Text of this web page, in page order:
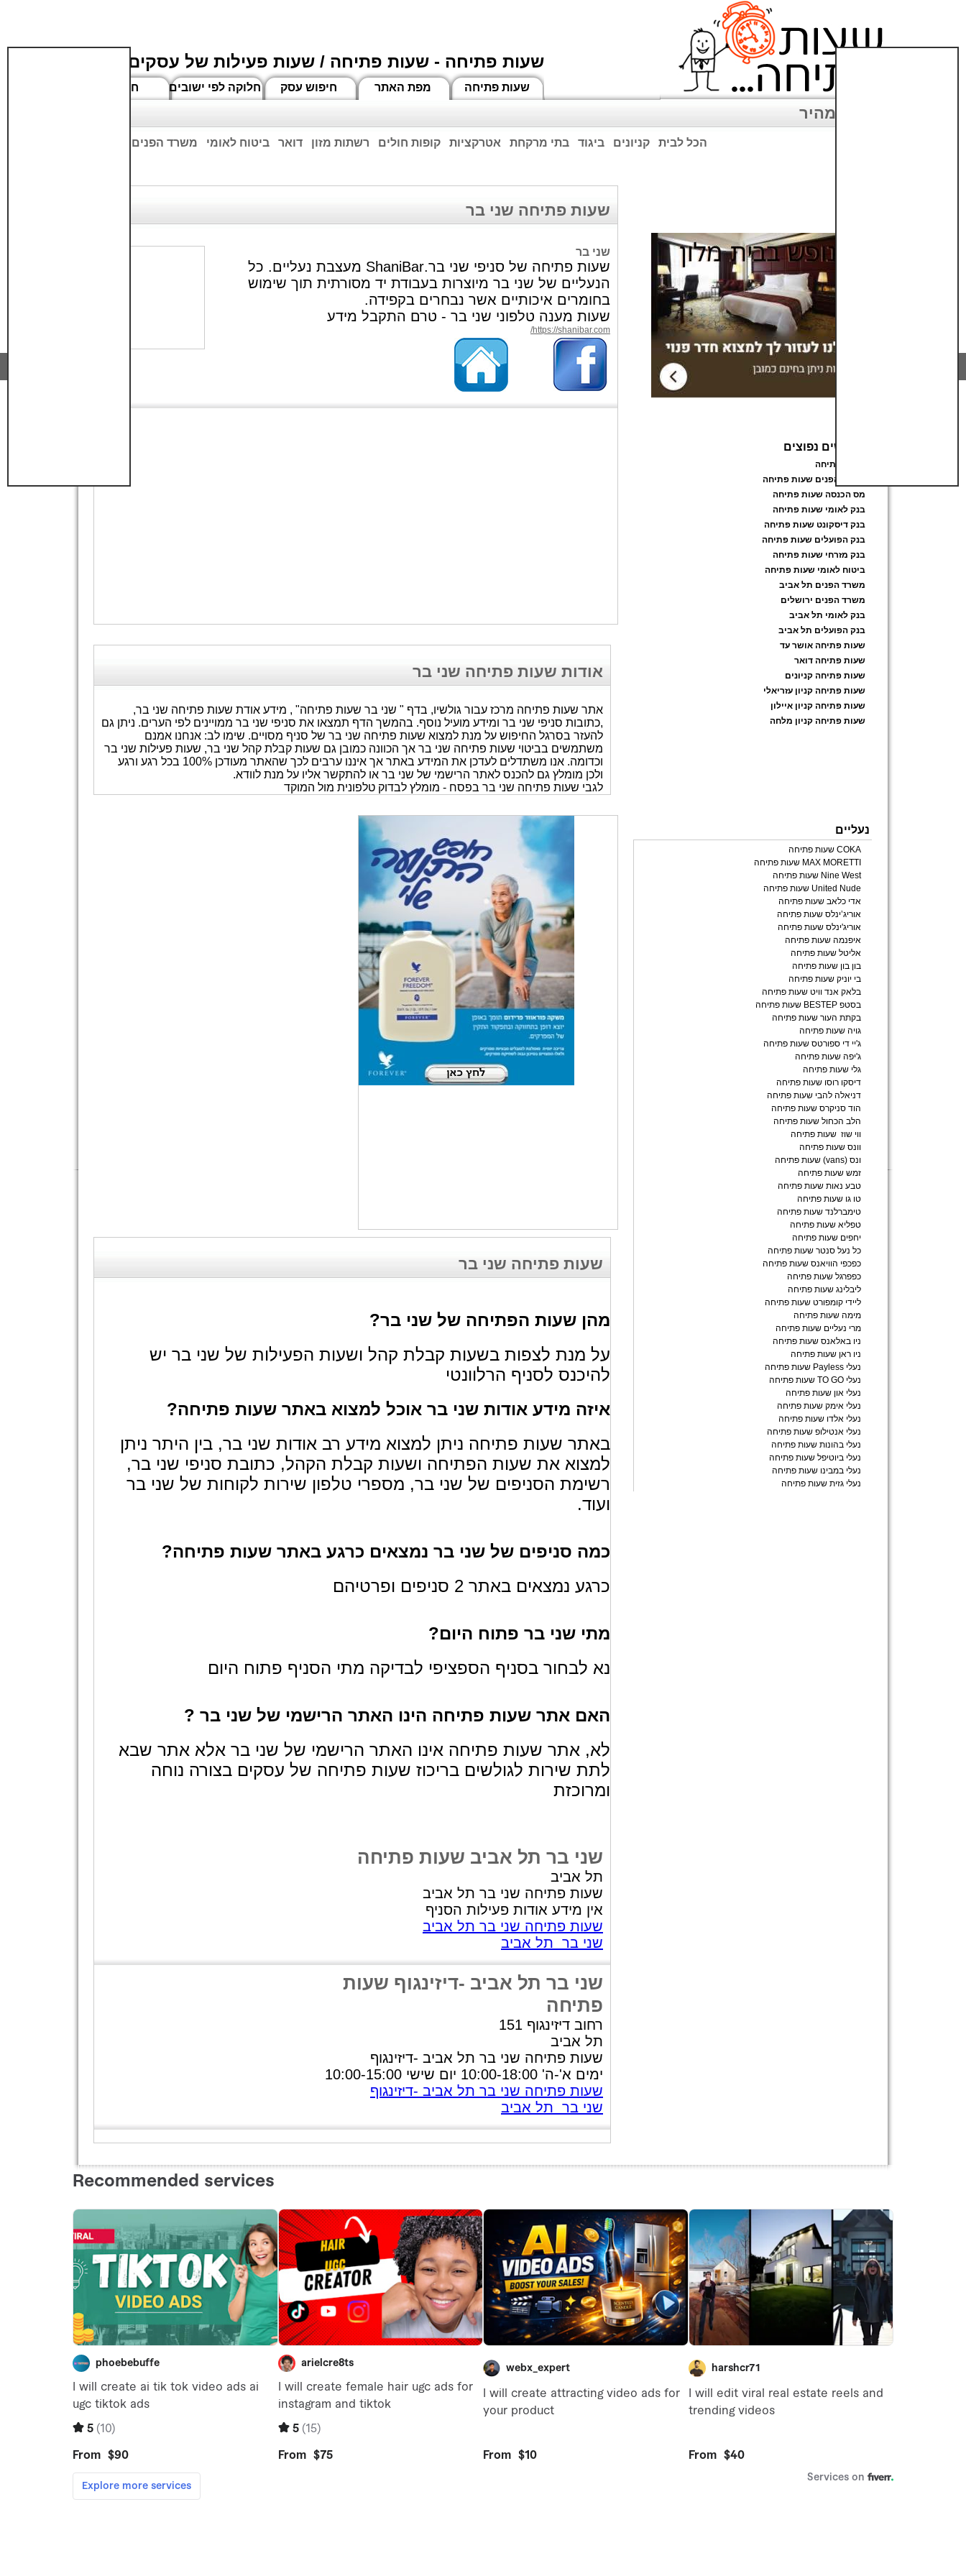
שעות פתיחה - שעות פתיחה / שעות פעילות של עסקים
חדשים חלוקה לפי ישובים חיפוש עסק מפת האתר שעות פתיחה
ניווט מהיר
משרד הפנים ביטוח לאומי דואר רשתות מזון קופות חולים אטרקציות בתי מרקחת ביגוד קניונים הכל לבית
שעות פתיחה שני בר
שני בר
שעות פתיחה של סניפי שני בר.ShaniBar מעצבת נעליים. כל
הנעליים של שני בר מיוצרות בעבודת יד מסורתית תוך שימוש
בחומרים איכותיים אשר נבחרים בקפידה.
שעות מענה טלפוני שני בר - טרם התקבל מידע
https://shanibar.com/
אודות שעות פתיחה שני בר
אתר שעות פתיחה מרכז עבור גולשיו, בדף " שני בר שעות פתיחה" , מידע אודת שעות פתיחה שני בר,
,כתובות סניפי שני בר ומידע מועיל נוסף. בהמשך הדף תמצאו את סניפי שני בר ממויינים לפי הערים. ניתן גם
להעזר בסרגל החיפוש על מנת למצוא שעות פתיחה שני בר של סניף מסויים. שימו לב: אנחנו אמנם
משתמשים בביטוי שעות פתיחה שני בר אך הכוונה כמובן גם שעות קבלת קהל שני בר, שעות פעילות שני בר
וכדומה. אנו משתדלים לעדכן את המידע באתר אך איננו ערבים לכך שהאתר מעודכן 100% בכל רגע ורגע
ולכן מומלץ גם להכנס לאתר הרישמי של שני בר או להתקשר אליו על מנת לוודא.
לגבי שעות פתיחה שני בר בפסח - מומלץ לבדוק טלפונית מול המוקד
שעות פתיחה שני בר
מהן שעות הפתיחה של שני בר?
על מנת לצפות בשעות קבלת קהל ושעות הפעילות של שני בר יש
להיכנס לסניף הרלוונטי
איזה מידע אודות שני בר אוכל למצוא באתר שעות פתיחה?
באתר שעות פתיחה ניתן למצוא מידע רב אודות שני בר, בין היתר ניתן
למצוא את שעות הפתיחה ושעות קבלת הקהל, כתובת סניפי שני בר,
רשימת הסניפים של שני בר, מספרי טלפון שירות לקוחות של שני בר
ועוד.
כמה סניפים של שני בר נמצאים כרגע באתר שעות פתיחה?
כרגע נמצאים באתר 2 סניפים ופרטיהם
מתי שני בר פתוח היום?
נא לבחור בסניף הספציפי לבדיקה מתי הסניף פתוח היום
האם אתר שעות פתיחה הינו האתר הרישמי של שני בר ?
לא, אתר שעות פתיחה אינו האתר הרישמי של שני בר אלא אתר שבא
לתת שירות לגולשים בריכוז שעות פתיחה של עסקים בצורה נוחה
ומרוכזת
שני בר תל אביב שעות פתיחה
תל אביב
שעות פתיחה שני בר תל אביב
אין מידע אודות פעילות הסניף
שעות פתיחה שני בר תל אביב
שני בר תל אביב
שני בר תל אביב -דיזינגוף שעות
פתיחה
רחוב דיזינגוף 151
תל אביב
שעות פתיחה שני בר תל אביב -דיזינגוף
ימים א'-ה' 10:00-18:00 יום שישי 10:00-15:00
שעות פתיחה שני בר תל אביב -דיזינגוף
שני בר תל אביב
חיפושים נפוצים
שעות פתיחה
משרד הפנים שעות פתיחה
מס הכנסה שעות פתיחה
בנק לאומי שעות פתיחה
בנק דיסקונט שעות פתיחה
בנק הפועלים שעות פתיחה
בנק מזרחי שעות פתיחה
ביטוח לאומי שעות פתיחה
משרד הפנים תל אביב
משרד הפנים ירושלים
בנק לאומי תל אביב
בנק הפועלים תל אביב
שעות פתיחה אושר עד
שעות פתיחה דואר
שעות פתיחה קניונים
שעות פתיחה קניון עזריאלי
שעות פתיחה קניון איילון
שעות פתיחה קניון מלחה
נעליים
COKA שעות פתיחה
MAX MORETTI שעות פתיחה
Nine West שעות פתיחה
United Nude שעות פתיחה
אדי כלאב שעות פתיחה
אוריג’ינלס שעות פתיחה
אוריג'ינלס שעות פתיחה
איפנמה שעות פתיחה
אליטל שעות פתיחה
בון בון שעות פתיחה
בי יוניק שעות פתיחה
בלאק אנד וויט שעות פתיחה
בסטפ BESTEP שעות פתיחה
בקתת העור שעות פתיחה
גויה שעות פתיחה
ג'יי די ספורטס שעות פתיחה
ג'יפה שעות פתיחה
גלי שעות פתיחה
דיסקו רוסו שעות פתיחה
דניאלה להבי שעות פתיחה
הוד סניקרס שעות פתיחה
הלב הכחול שעות פתיחה
ווי שוז שעות פתיחה
וונס שעות פתיחה
ונס (vans) שעות פתיחה
זמש שעות פתיחה
טבע נאות שעות פתיחה
טו גו שעות פתיחה
טימברלנד שעות פתיחה
טפליא שעות פתיחה
יחפים שעות פתיחה
כל נעל סנטר שעות פתיחה
כפכפי הוויאנס שעות פתיחה
כפפרגל שעות פתיחה
ליבלינג שעות פתיחה
ליידי קומפורט שעות פתיחה
מימה שעות פתיחה
מרי נעליים שעות פתיחה
ניו באלאנס שעות פתיחה
ניו ראן שעות פתיחה
נעלי Payless שעות פתיחה
נעלי TO GO שעות פתיחה
נעלי און שעות פתיחה
נעלי אימק שעות פתיחה
נעלי אלדו שעות פתיחה
נעלי אנטילופ שעות פתיחה
נעלי בהונות שעות פתיחה
נעלי ביוטיפל שעות פתיחה
נעלי במבינו שעות פתיחה
נעלי גזית שעות פתיחה